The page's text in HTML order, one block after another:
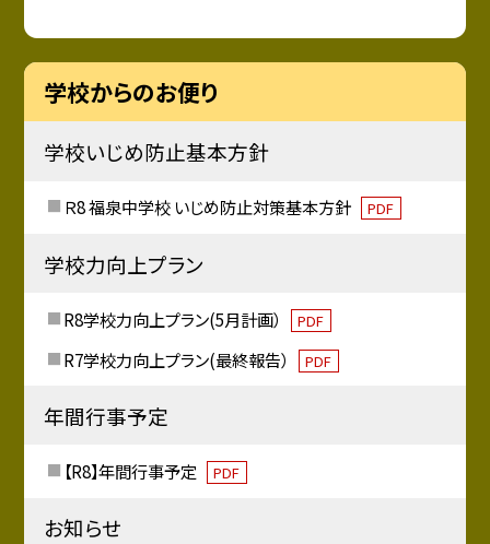
学校からのお便り
学校いじめ防止基本方針
Ｒ8 福泉中学校 いじめ防止対策基本方針 PDF
学校力向上プラン
R8学校力向上プラン(5月計画） PDF
R7学校力向上プラン(最終報告） PDF
年間行事予定
【R8】年間行事予定 PDF
お知らせ